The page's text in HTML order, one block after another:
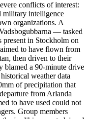
conflicts of interest:
military intelligence
organizations. A
— tasked
in Stockholm on
to have flown from
then driven to their
blamed a 90-minute drive
weather data
of precipitation that
from Arlanda
to have used could not
Group members